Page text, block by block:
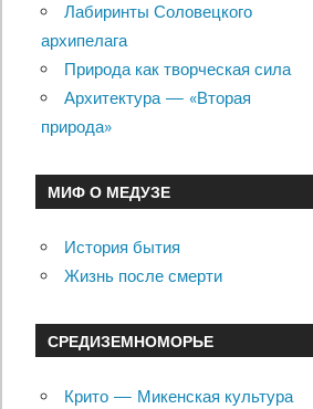
Лабиринты Соловецкого
архипелага
Природа как творческая сила
Архитектура — «Вторая
природа»
МИФ О МЕДУЗЕ
История бытия
Жизнь после смерти
СРЕДИЗЕМНОМОРЬЕ
Крито — Микенская культура